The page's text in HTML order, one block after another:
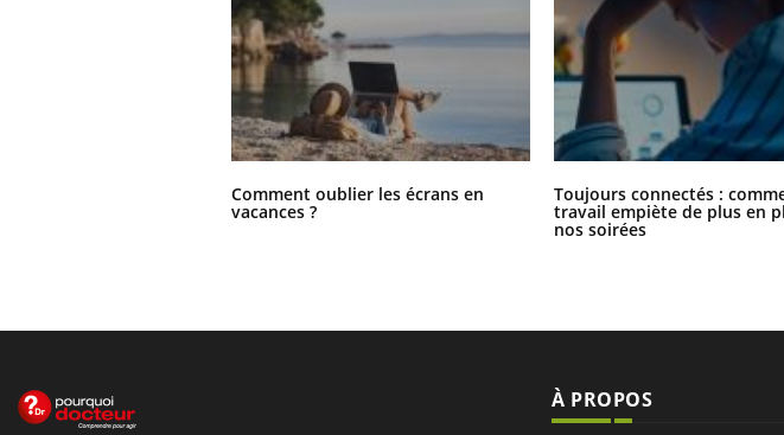
Comment oublier les écrans en
vacances ?
Toujours connectés :
travail empiète de plus en
nos soirées
À PROPOS